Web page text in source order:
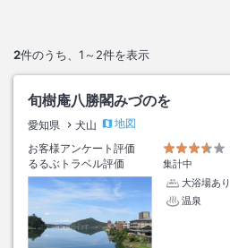
2件のうち、 1～2件を表示
旬樹庵八勝閣みづのを
愛知県 犬山
地図
お客様アンケート評価
るるぶトラベル評価
集計中
大浴場あり
温泉